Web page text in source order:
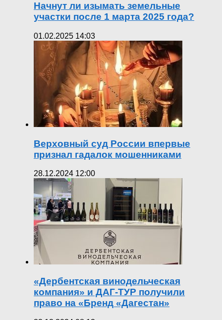
Начнут ли изымать земельные
участки после 1 марта 2025 года?
01.02.2025 14:03
Верховный суд России впервые
признал гадалок мошенниками
28.12.2024 12:00
«Дербентская винодельческая
компания» и ДАГ-ТУР получили
право на «Бренд «Дагестан»